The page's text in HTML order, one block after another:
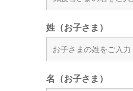
姓（お子さま）
名（お子さま）